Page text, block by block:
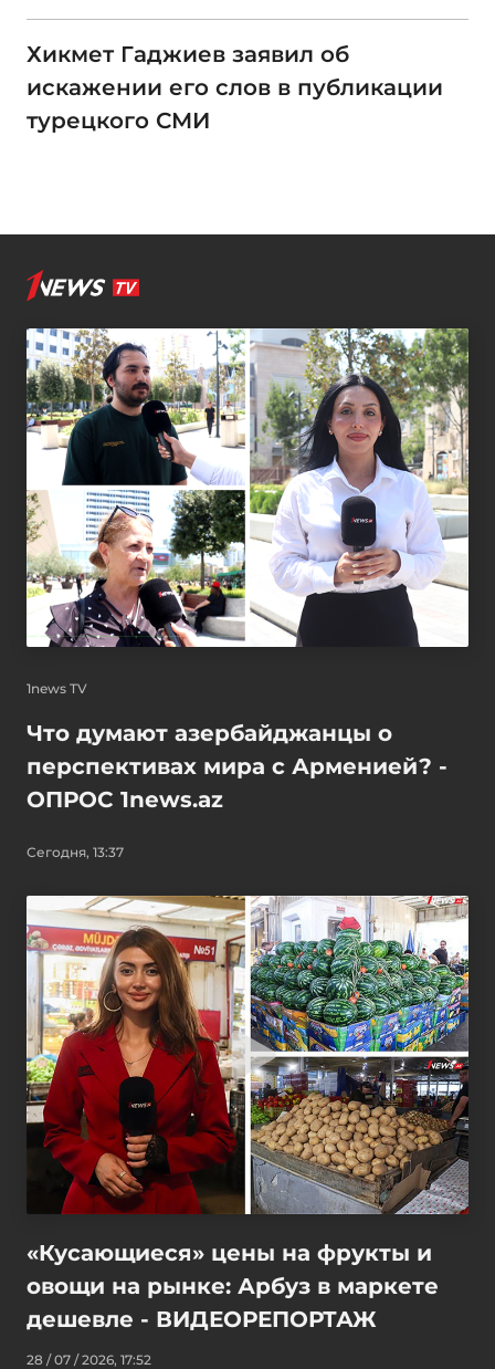
Хикмет Гаджиев заявил об
искажении его слов в публикации
турецкого СМИ
1news TV
Что думают азербайджанцы о
перспективах мира с Арменией? -
ОПРОС 1news.az
Сегодня, 13:37
«Кусающиеся» цены на фрукты и
овощи на рынке: Арбуз в маркете
дешевле - ВИДЕОРЕПОРТАЖ
28 / 07 / 2026, 17:52